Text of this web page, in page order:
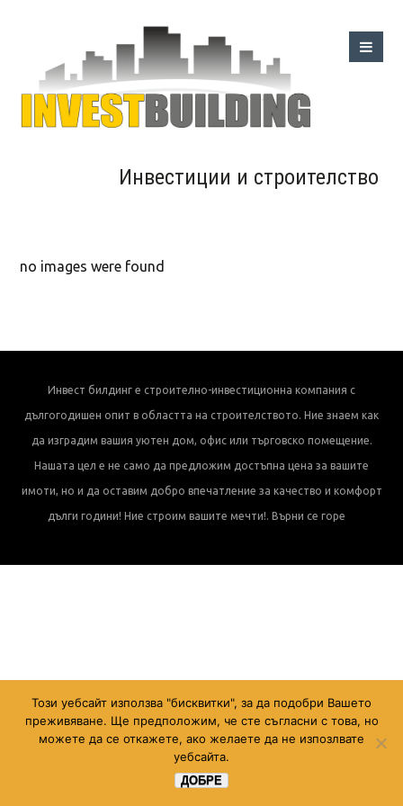
Инвестиции и строителство
no images were found
Инвест билдинг е строително-инвестиционна компания с
дългогодишен опит в областта на строителството. Ние знаем как
да изградим вашия уютен дом, офис или търговско помещение.
Нашата цел е не само да предложим достъпна цена за вашите
имоти, но и да оставим добро впечатление за качество и комфорт
дълги години! Ние строим вашите мечти!. Върни се горе
Този уебсайт използва "бисквитки", за да подобри Вашето
преживяване. Ще предположим, че сте съгласни с това, но
можете да се откажете, ако желаете да не изпозлвате
уебсайта.
ДОБРЕ